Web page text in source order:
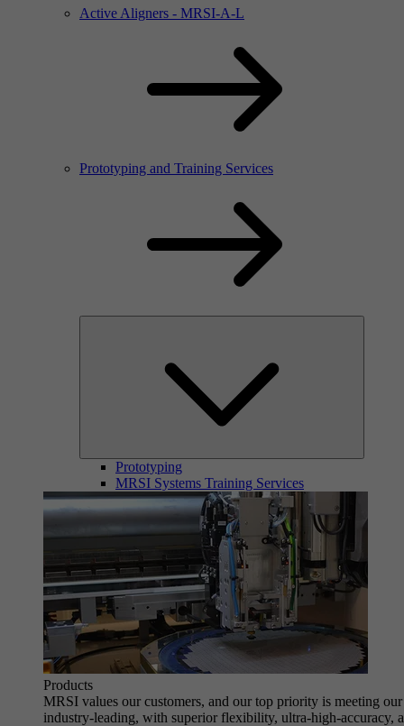
Active Aligners - MRSI-A-L
Prototyping and Training Services
Prototyping
MRSI Systems Training Services
Products
MRSI values our customers, and our top priority is meeting
industry-leading, with superior flexibility, ultra-high-accuracy,